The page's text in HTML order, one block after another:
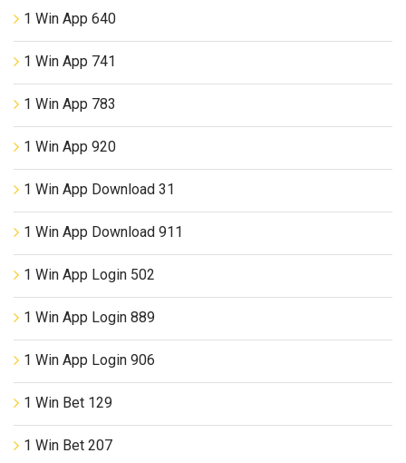
1 Win App 640
1 Win App 741
1 Win App 783
1 Win App 920
1 Win App Download 31
1 Win App Download 911
1 Win App Login 502
1 Win App Login 889
1 Win App Login 906
1 Win Bet 129
1 Win Bet 207